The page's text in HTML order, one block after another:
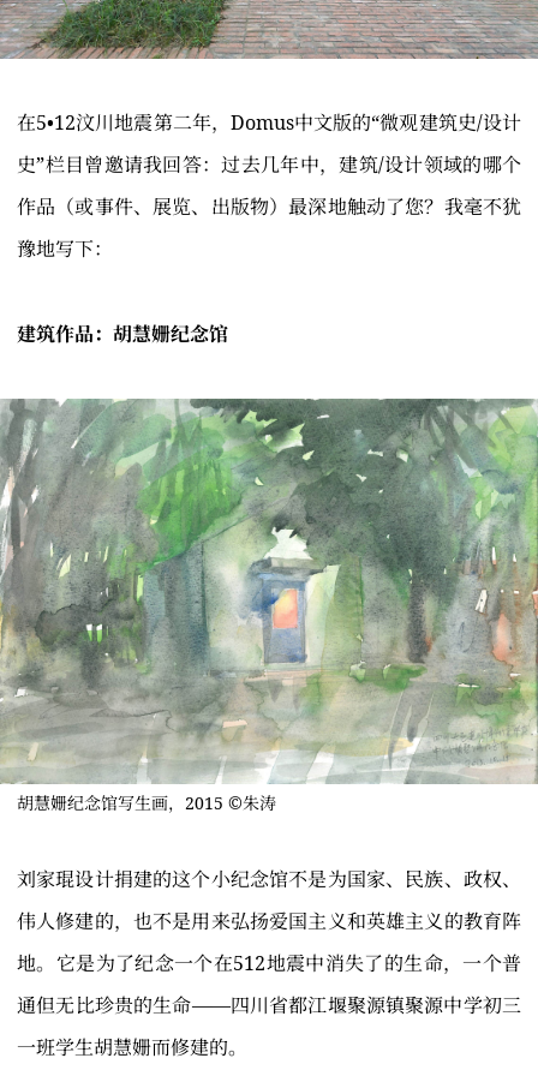
在5•12汶川地震第二年，Domus中文版的“微观建筑史/设计
史”栏目曾邀请我回答：过去几年中，建筑/设计领域的哪个
作品（或事件、展览、出版物）最深地触动了您？我毫不犹
豫地写下：
建筑作品：胡慧姗纪念馆
胡慧姗纪念馆写生画，2015 ©朱涛
刘家琨设计捐建的这个小纪念馆不是为国家、民族、政权、
伟人修建的，也不是用来弘扬爱国主义和英雄主义的教育阵
地。它是为了纪念一个在512地震中消失了的生命，一个普
通但无比珍贵的生命——四川省都江堰聚源镇聚源中学初三
一班学生胡慧姗而修建的。